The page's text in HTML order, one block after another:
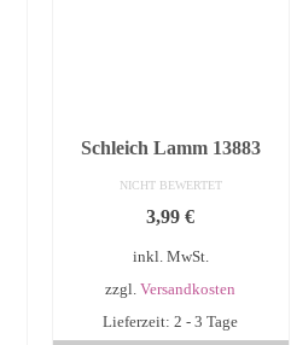
Schleich Lamm 13883
NICHT BEWERTET
3,99€
inkl. MwSt.
zzgl.Versandkosten
Lieferzeit: 2 - 3 Tage